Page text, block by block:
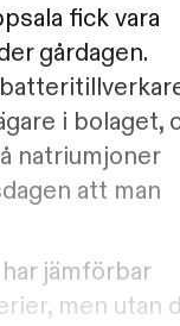
fick vara
gårdagen.
i bolaget,
natriumjoner
att man
jämförbar
men utan